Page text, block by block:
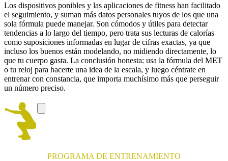
Los dispositivos ponibles y las aplicaciones de fitness han facilitado
el seguimiento, y suman más datos personales tuyos de los que una
sola fórmula puede manejar. Son cómodos y útiles para detectar
tendencias a lo largo del tiempo, pero trata sus lecturas de calorías
como suposiciones informadas en lugar de cifras exactas, ya que
incluso los buenos están modelando, no midiendo directamente, lo
que tu cuerpo gasta. La conclusión honesta: usa la fórmula del MET
o tu reloj para hacerte una idea de la escala, y luego céntrate en
entrenar con constancia, que importa muchísimo más que perseguir
un número preciso.
PROGRAMA DE ENTRENAMIENTO